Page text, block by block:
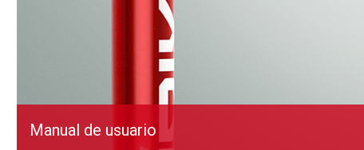
Manual de usuario